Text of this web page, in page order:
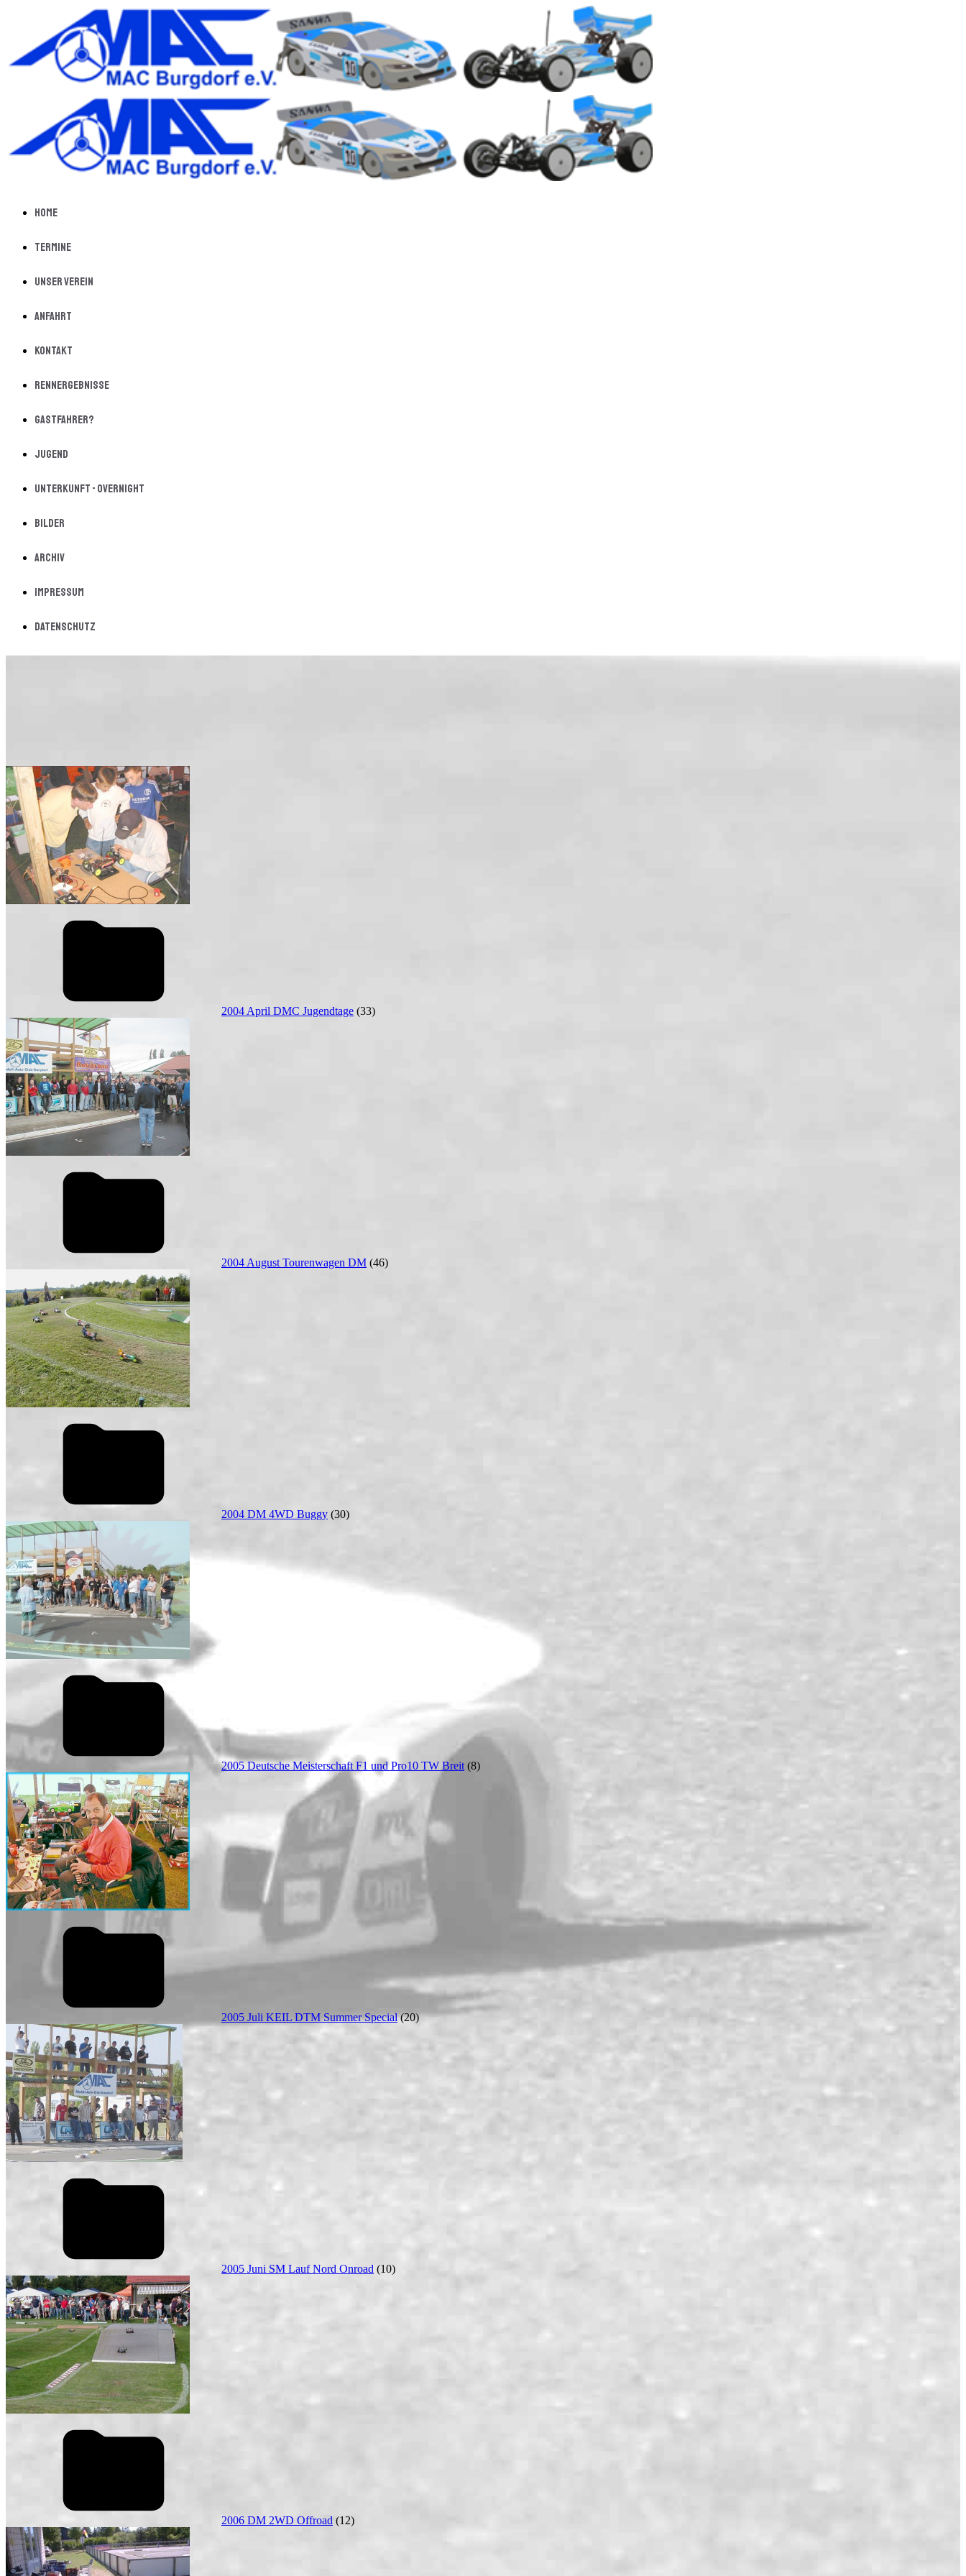
Home
Termine
Unser Verein
Anfahrt
Kontakt
Rennergebnisse
Gastfahrer?
Jugend
Unterkunft - Overnight
Bilder
Archiv
Impressum
Datenschutz
2004 April DMC Jugendtage (33)
2004 August Tourenwagen DM (46)
2004 DM 4WD Buggy (30)
2005 Deutsche Meisterschaft F1 und Pro10 TW Breit (8)
2005 Juli KEIL DTM Summer Special (20)
2005 Juni SM Lauf Nord Onroad (10)
2006 DM 2WD Offroad (12)